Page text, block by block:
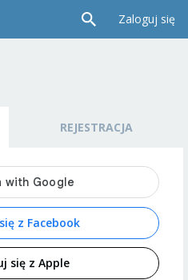
Zaloguj się
REJESTRACJA
z Facebook
się z Apple